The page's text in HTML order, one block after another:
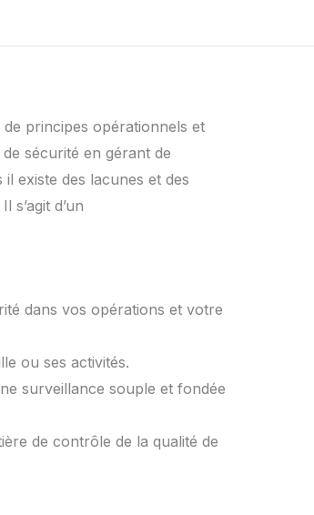
principes opérationnels et
sécurité en gérant de
existe des lacunes et des
d’un
dans vos opérations et votre
ou ses activités.
surveillance souple et fondée
de contrôle de la qualité de